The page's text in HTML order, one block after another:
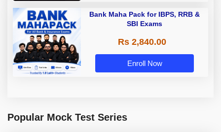
Bank Maha Pack for IBPS, RRB &
SBI Exams
Rs 2,840.00
Enroll Now
Popular Mock Test Series